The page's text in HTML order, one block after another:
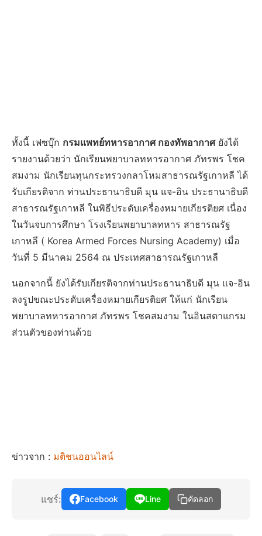
ทั้งนี้ เฟซบุ๊ก กรมแพทย์ทหารอากาศ กองทัพอากาศยังได้
รายงานด้วยว่า นักเรียนพยาบาลทหารอากาศ ภัทรพร โชค
สมงาม นักเรียนทุนกระทรวงกลาโหมสาธารณรัฐเกาหลี ได้
รับเกียรติจาก ท่านประธานาธิบดี มุน แจ-อิน ประธานาธิบดี
สาธารณรัฐเกาหลี ในพิธีประดับเครื่องหมายเกียรติยศ เนื่อง
ในวันจบการศึกษา โรงเรียนพยาบาลทหาร สาธารณรัฐ
เกาหลี ( Korea Armed Forces Nursing Academy) เมื่อ
วันที่ 5 มีนาคม 2564 ณ ประเทศสาธารณรัฐเกาหลี
นอกจากนี้ ยังได้รับเกียรติจากท่านประธานาธิบดี มุน แจ-อิน
ลงรูปขณะประดับเครื่องหมายเกียรติยศ ให้แก่ นักเรียน
พยาบาลทหารอากาศ ภัทรพร โชคสมงาม ในอินสตาแกรม
ส่วนตัวของท่านด้วย
ข่าวจาก : มติชนออนไลน์
แชร์: Facebook Line คัดลอก